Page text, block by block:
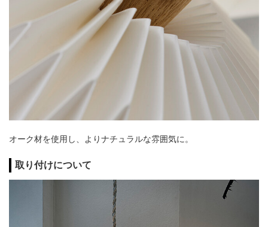
オーク材を使用し、よりナチュラルな雰囲気に。
取り付けについて